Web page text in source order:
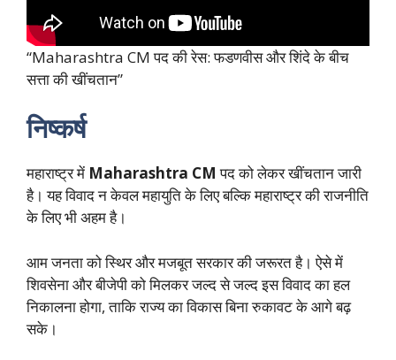
“Maharashtra CM पद की रेस: फडणवीस और शिंदे के बीच
सत्ता की खींचतान”
निष्कर्ष
महाराष्ट्र में Maharashtra CM पद को लेकर खींचतान जारी
है। यह विवाद न केवल महायुति के लिए बल्कि महाराष्ट्र की राजनीति
के लिए भी अहम है।
आम जनता को स्थिर और मजबूत सरकार की जरूरत है। ऐसे में
शिवसेना और बीजेपी को मिलकर जल्द से जल्द इस विवाद का हल
निकालना होगा, ताकि राज्य का विकास बिना रुकावट के आगे बढ़
सके।